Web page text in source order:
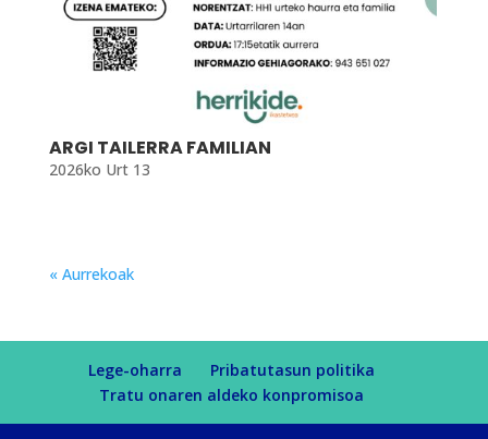
ARGI TAILERRA FAMILIAN
2026ko Urt 13
« Aurrekoak
Lege-oharra
Pribatutasun politika
Tratu onaren aldeko konpromisoa